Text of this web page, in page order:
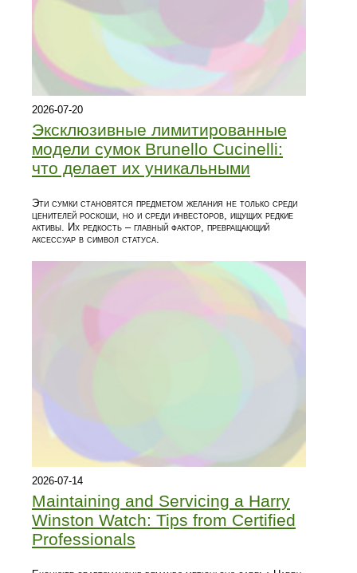
2026-07-20
Эксклюзивные лимитированные
модели сумок Brunello Cucinelli:
что делает их уникальными
Эти сумки становятся предметом желания не только среди
ценителей роскоши, но и среди инвесторов, ищущих редкие
активы. Их редкость – главный фактор, превращающий
аксессуар в символ статуса.
2026-07-14
Maintaining and Servicing a Harry
Winston Watch: Tips from Certified
Professionals